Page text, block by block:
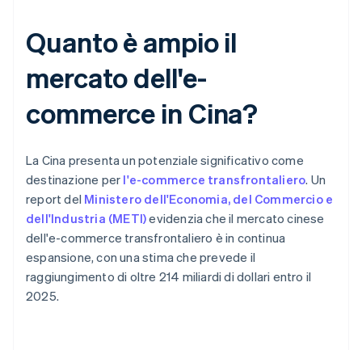
Quanto è ampio il
mercato dell'e-
commerce in Cina?
La Cina presenta un potenziale significativo come
destinazione per l'e-commerce transfrontaliero. Un
report del Ministero dell'Economia, del Commercio e
dell'Industria (METI)evidenzia che il mercato cinese
dell'e-commerce transfrontaliero è in continua
espansione, con una stima che prevede il
raggiungimento di oltre 214 miliardi di dollari entro il
2025.